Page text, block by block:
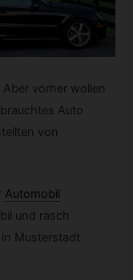
Aber vorher wollen
Auto
von
Automobil
und rasch
Musterstadt